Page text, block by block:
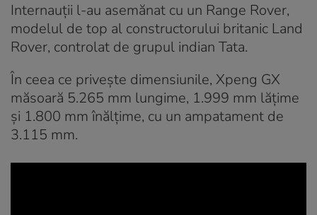
Internauții l-au asemănat cu un Range Rover,
modelul de top al constructorului britanic Land
Rover, controlat de grupul indian Tata.
În ceea ce privește dimensiunile, Xpeng GX
măsoară 5.265 mm lungime, 1.999 mm lățime
și 1.800 mm înălțime, cu un ampatament de
3.115 mm.